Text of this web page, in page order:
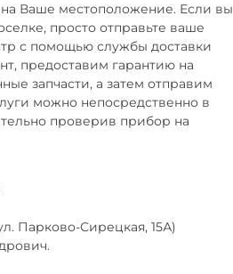
Ваше местоположение. Если вы
просто отправьте ваше
с помощью службы доставки
предоставим гарантию на
запчасти, а затем отправим
можно непосредственно в
проверив прибор на
Парково-Сирецкая, 15А)